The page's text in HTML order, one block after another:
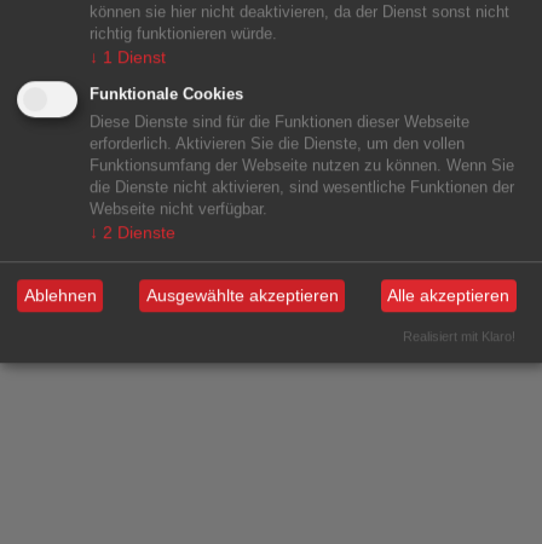
können sie hier nicht deaktivieren, da der Dienst sonst nicht
richtig funktionieren würde.
↓ 1 Dienst
Funktionale Cookies
Diese Dienste sind für die Funktionen dieser Webseite
erforderlich. Aktivieren Sie die Dienste, um den vollen
Funktionsumfang der Webseite nutzen zu können. Wenn Sie
die Dienste nicht aktivieren, sind wesentliche Funktionen der
Webseite nicht verfügbar.
↓ 2 Dienste
Ablehnen Ausgewählte akzeptieren Alle akzeptieren
Realisiert mit Klaro!